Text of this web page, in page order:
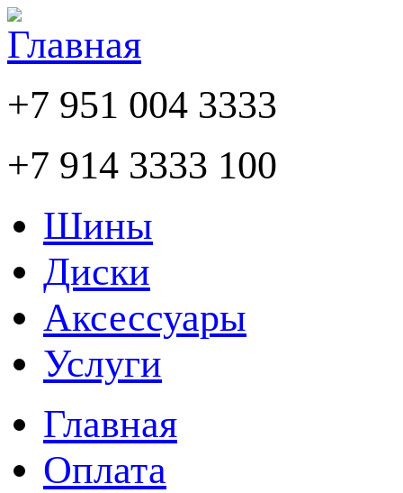
+7 951 004 3333
+7 914 3333 100
Шины
Диски
Аксессуары
Услуги
Главная
Оплата